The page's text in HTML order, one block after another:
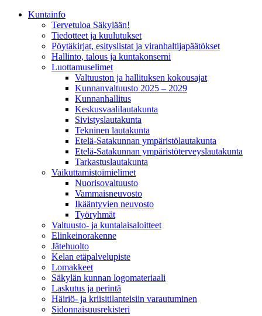
Kunta­info
Tervetuloa Säkylään!
Tiedotteet ja kuulutukset
Pöytäkirjat, esityslistat ja viranhaltijapäätökset
Hallinto, talous ja kuntakonserni
Luottamuselimet
Valtuuston ja hallituksen kokousajat
Kunnanvaltuusto 2025 – 2029
Kunnanhallitus
Keskusvaalilautakunta
Sivistyslautakunta
Tekninen lautakunta
Etelä-Satakunnan ympäristölautakunta
Etelä-Satakunnan ympäristöterveyslautakunta
Tarkastuslautakunta
Vaikuttamistoimielimet
Nuorisovaltuusto
Vammaisneuvosto
Ikääntyvien neuvosto
Työryhmät
Valtuusto- ja kuntalaisaloitteet
Elinkeinorakenne
Jätehuolto
Kelan etäpalvelupiste
Lomakkeet
Säkylän kunnan logomateriaali
Laskutus ja perintä
Häiriö- ja kriisitilanteisiin varautuminen
Sidonnaisuusrekisteri